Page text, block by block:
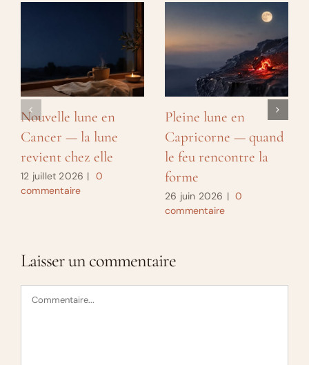
Nouvelle lune en
Cancer — la lune
revient chez elle
12 juillet 2026 | 0
commentaire
Pleine lune en
Capricorne — quand
le feu rencontre la
forme
26 juin 2026 | 0
commentaire
Laisser un commentaire
Commentaire